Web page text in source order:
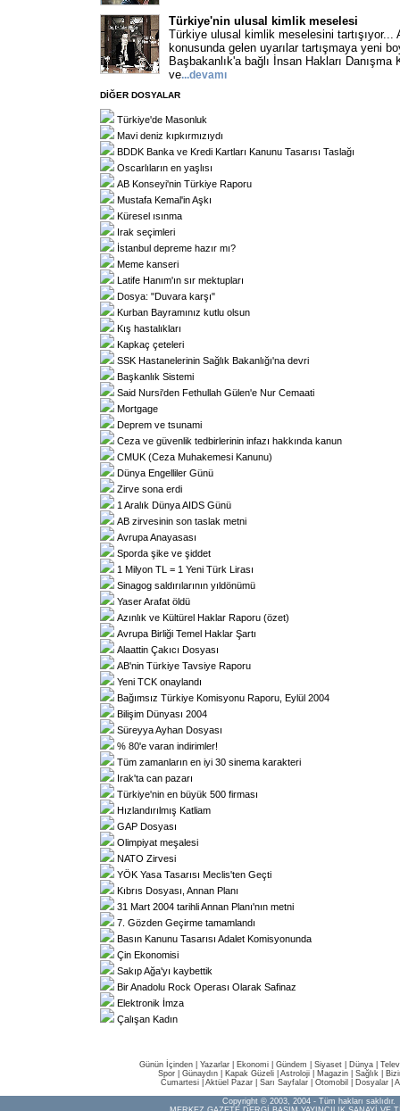
Türkiye'nin ulusal kimlik meselesi
Türkiye ulusal kimlik meselesini tartışıyor...
konusunda gelen uyarılar tartışmaya yeni
Başbakanlık'a bağlı İnsan Hakları Danışma
ve...devamı
DİĞER DOSYALAR
Türkiye'de Masonluk
Mavi deniz kıpkırmızıydı
BDDK Banka ve Kredi Kartları Kanunu Tasarısı Taslağı
Oscarlıların en yaşlısı
AB Konseyi'nin Türkiye Raporu
Mustafa Kemal'in Aşkı
Küresel ısınma
Irak seçimleri
İstanbul depreme hazır mı?
Meme kanseri
Latife Hanım'ın sır mektupları
Dosya: "Duvara karşı"
Kurban Bayramınız kutlu olsun
Kış hastalıkları
Kapkaç çeteleri
SSK Hastanelerinin Sağlık Bakanlığı'na devri
Başkanlık Sistemi
Said Nursi'den Fethullah Gülen'e Nur Cemaati
Mortgage
Deprem ve tsunami
Ceza ve güvenlik tedbirlerinin infazı hakkında kanun
CMUK (Ceza Muhakemesi Kanunu)
Dünya Engelliler Günü
Zirve sona erdi
1 Aralık Dünya AIDS Günü
AB zirvesinin son taslak metni
Avrupa Anayasası
Sporda şike ve şiddet
1 Milyon TL = 1 Yeni Türk Lirası
Sinagog saldırılarının yıldönümü
Yaser Arafat öldü
Azınlık ve Kültürel Haklar Raporu (özet)
Avrupa Birliği Temel Haklar Şartı
Alaattin Çakıcı Dosyası
AB'nin Türkiye Tavsiye Raporu
Yeni TCK onaylandı
Bağımsız Türkiye Komisyonu Raporu, Eylül 2004
Bilişim Dünyası 2004
Süreyya Ayhan Dosyası
% 80'e varan indirimler!
Tüm zamanların en iyi 30 sinema karakteri
Irak'ta can pazarı
Türkiye'nin en büyük 500 firması
Hızlandırılmış Katliam
GAP Dosyası
Olimpiyat meşalesi
NATO Zirvesi
YÖK Yasa Tasarısı Meclis'ten Geçti
Kıbrıs Dosyası, Annan Planı
31 Mart 2004 tarihli Annan Planı'nın metni
7. Gözden Geçirme tamamlandı
Basın Kanunu Tasarısı Adalet Komisyonunda
Çin Ekonomisi
Sakıp Ağa'yı kaybettik
Bir Anadolu Rock Operası Olarak Safinaz
Elektronik İmza
Çalışan Kadın
Günün İçinden Yazarlar Ekonomi Gündem Siyaset Dünya |
Spor
Günaydın Kapak Güzeli Astroloji Magazin Sağlık
Cumartesi| Aktüel Pazar| Sarı Sayfalar| Otomobil Dosyalar|
Copyright © 2003, 2004 - Tüm hakları saklıdır.